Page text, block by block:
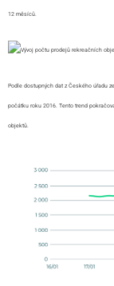
12 měsíců.
Podle dostupných dat z Českého úřadu
počátku roku 2016. Tento trend
objektů.